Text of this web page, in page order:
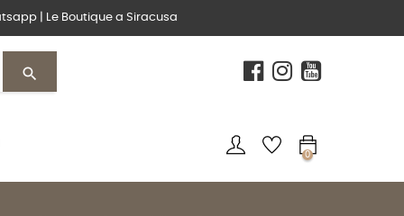
Le Boutique a Siracusa
search
0